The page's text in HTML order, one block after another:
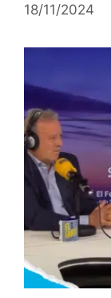
18/11/2024